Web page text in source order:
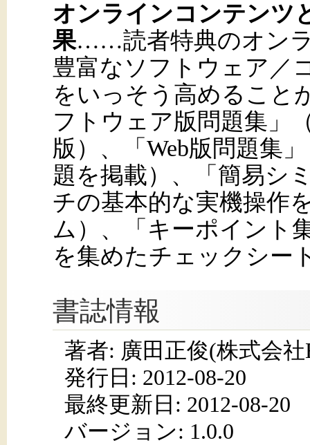
オンラインコンテンツ
果……読者特典のオン
豊富なソフトウェア／
をいっそう高めること
フトウェア版問題集」
版）、「Web版問題集
題を掲載）、「簡易シ
チの基本的な実機操作
ム）、「キーポイント
を集めたチェックシー
書誌情報
著者: 廣田正俊(株式会社
発行日: 2012-08-20
最終更新日: 2012-08-20
バージョン: 1.0.0